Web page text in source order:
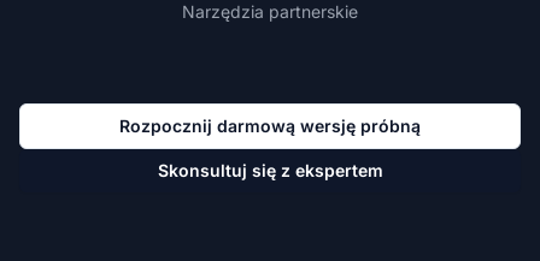
Narzędzia partnerskie
Rozpocznij darmową wersję próbną
Skonsultuj się z ekspertem